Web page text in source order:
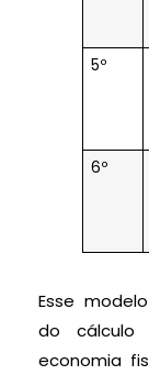
5º
6º
Esse
do cálculo
economia